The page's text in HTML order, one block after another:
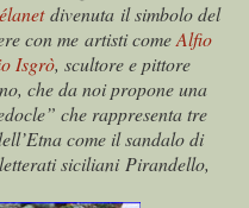
divenuta il simbolo del
con me artisti comeAlfio
Isgrò, scultore e pittore
che da noi propone una
che rappresenta tre
come il sandalo di
siciliani Pirandello,